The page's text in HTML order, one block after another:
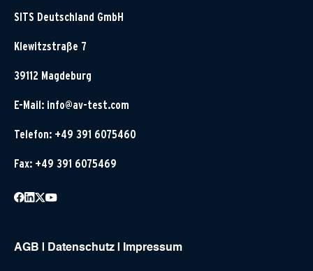
SITS Deutschland GmbH
Klewitzstraße 7
39112 Magdeburg
E-Mail: info@av-test.com
Telefon: +49 391 6075460
Fax: +49 391 6075469
AGB Datenschutz Impressum